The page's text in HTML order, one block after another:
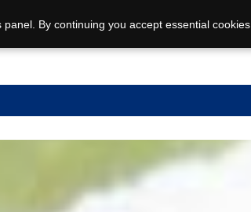
By continuing you accept essential cookies.